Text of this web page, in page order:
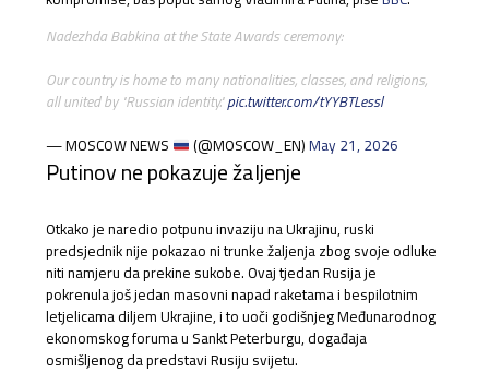
Nadezhda Babkina at the State Awards ceremony:
Our country is home to many nationalities, classes, and religions,
all united by "Russian identity."pic.twitter.com/tYYBTLessl
— MOSCOW NEWS (@MOSCOW_EN) May 21, 2026
Putinov ne pokazuje žaljenje
Otkako je naredio potpunu invaziju na Ukrajinu, ruski
predsjednik nije pokazao ni trunke žaljenja zbog svoje odluke
niti namjeru da prekine sukobe. Ovaj tjedan Rusija je
pokrenula još jedan masovni napad raketama i bespilotnim
letjelicama diljem Ukrajine, i to uoči godišnjeg Međunarodnog
ekonomskog foruma u Sankt Peterburgu, događaja
osmišljenog da predstavi Rusiju svijetu.